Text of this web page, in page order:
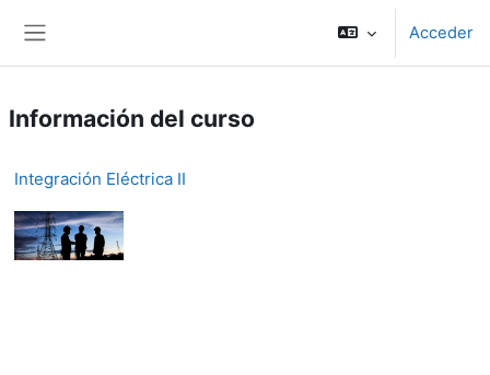
Acceder
Información del curso
Integración Eléctrica II